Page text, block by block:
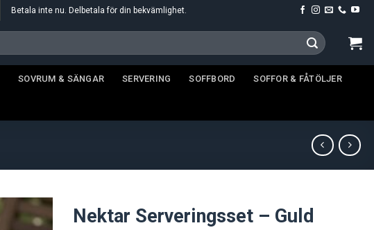
Betala inte nu. Delbetala för din bekvämlighet.
SOVRUM & SÄNGAR SERVERING SOFFBORD SOFFOR & FÅTÖLJER
Nektar Serveringsset – Guld